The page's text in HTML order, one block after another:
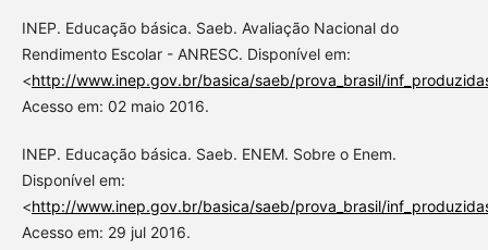
INEP. Educação básica. Saeb. Avaliação Nacional do
Rendimento Escolar - ANRESC. Disponível em:
<http://www.inep.gov.br/basica/saeb/prova_brasil/
Acesso em: 02 maio 2016.
INEP. Educação básica. Saeb. ENEM. Sobre o Enem.
Disponível em:
<http://www.inep.gov.br/basica/saeb/prova_brasil/
Acesso em: 29 jul 2016.